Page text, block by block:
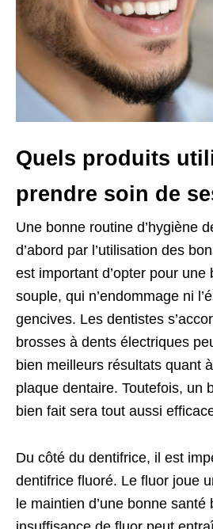
Quels produits
prendre soin de
Une bonne routine d’hygiène
d’abord par l’utilisation des
est important d’opter pour une
souple, qui n’endommage ni
gencives. Les dentistes
brosses à dents électriques
bien meilleurs résultats quant
plaque dentaire. Toutefois, un
bien fait sera tout aussi
Du côté du dentifrice, il est
dentifrice fluoré. Le fluor joue
le maintien d’une bonne